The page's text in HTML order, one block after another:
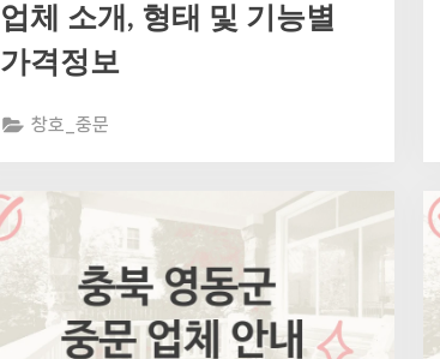
업체 소개, 형태 및 기능별
가격정보
창호_중문